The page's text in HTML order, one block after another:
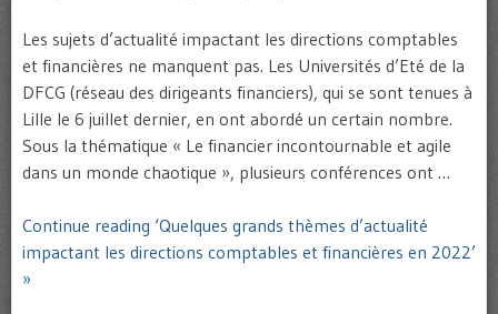
Les sujets d’actualité impactant les directions comptables
et financières ne manquent pas. Les Universités d’Eté de la
DFCG (réseau des dirigeants financiers), qui se sont tenues à
Lille le 6 juillet dernier, en ont abordé un certain nombre.
Sous la thématique « Le financier incontournable et agile
dans un monde chaotique », plusieurs conférences ont …
Continue reading ‘Quelques grands thèmes d’actualité
impactant les directions comptables et financières en 2022’
»